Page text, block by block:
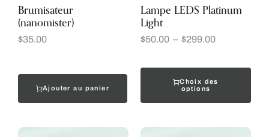
Brumisateur
(nanomister)
$35.00
Ajouter au panier
Lampe LEDS Platinum
Light
$50.00 – $299.00
Choix des
options